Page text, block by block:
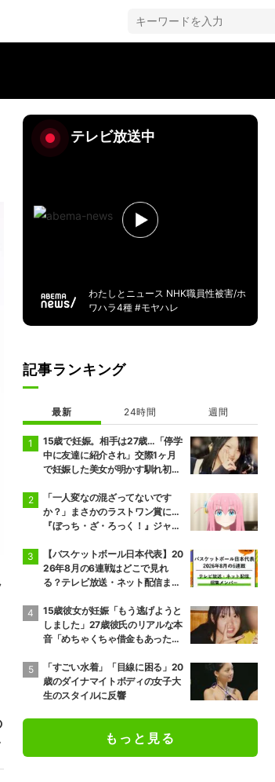
テレビ放送中
わたしとニュース NHK職員性被害/ホ
ワハラ4種 #モヤハレ
記事ランキング
最新 24時間 週間
15歳で妊娠。相手は27歳…「停学
中に友達に紹介され」交際1ヶ月
で妊娠した美女が明かす馴れ初め
絶句
「一人変なの混ざってないです
か？」まさかのラストワン賞に…
『ぼっち・ざ・ろっく！』ジャー
【バスケットボール日本代表】20
26年8月の6連戦はどこで見れ
る？テレビ放送・ネット配信まと
15歳彼女が妊娠「もう逃げようと
しました」27歳彼氏のリアルな本
音「めちゃくちゃ借金もあったの
「すごい水着」「目線に困る」20
歳のダイナマイトボディの女子大
生のスタイルに反響
もっと見る